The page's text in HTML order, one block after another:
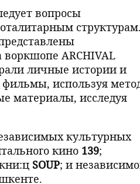
вопросы
структурам.
ARCHIVAL
личные истории и
используя
материалы, исследуя
культурных
кино 139;
SOUP; и